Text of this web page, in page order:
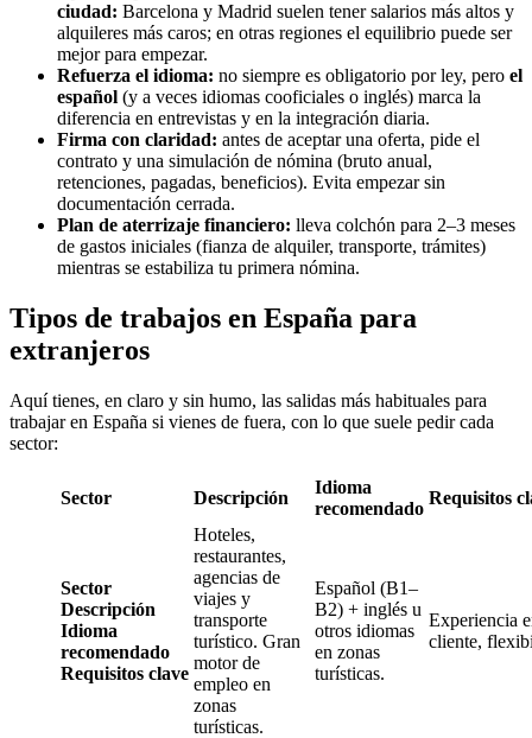
ciudad: Barcelona y Madrid suelen tener salarios más altos y
alquileres más caros; en otras regiones el equilibrio puede ser
mejor para empezar.
Refuerza el idioma: no siempre es obligatorio por ley, pero el
español (y a veces idiomas cooficiales o inglés) marca la
diferencia en entrevistas y en la integración diaria.
Firma con claridad: antes de aceptar una oferta, pide el
contrato y una simulación de nómina (bruto anual,
retenciones, pagadas, beneficios). Evita empezar sin
documentación cerrada.
Plan de aterrizaje financiero: lleva colchón para 2–3 meses
de gastos iniciales (fianza de alquiler, transporte, trámites)
mientras se estabiliza tu primera nómina.
Tipos de trabajos en España para
extranjeros
Aquí tienes, en claro y sin humo, las salidas más habituales para
trabajar en España si vienes de fuera, con lo que suele pedir cada
sector:
Sector Descripción
Idioma
recomendado
Requisitos
Sector
Descripción
Idioma
recomendado
Requisitos clave
Hoteles,
restaurantes,
agencias de
viajes y
transporte
turístico. Gran
motor de
empleo en
zonas
turísticas.
Español (B1–
B2) + inglés u
otros idiomas
en zonas
turísticas.
Experiencia
cliente,